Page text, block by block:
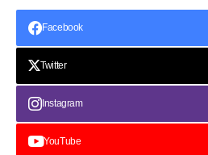
Facebook
Twitter
Instagram
YouTube